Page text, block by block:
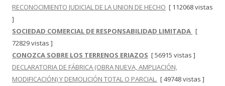
RECONOCIMIENTO JUDICIAL DE LA UNION DE HECHO [ 112068 vistas
]
SOCIEDAD COMERCIAL DE RESPONSABILIDAD LIMITADA [
72829 vistas ]
CONOZCA SOBRE LOS TERRENOS ERIAZOS [ 56915 vistas ]
DECLARATORIA DE FÁBRICA (OBRA NUEVA, AMPLIACIÓN,
MODIFICACIÓN) Y DEMOLICIÓN TOTAL O PARCIAL. [ 49748 vistas ]